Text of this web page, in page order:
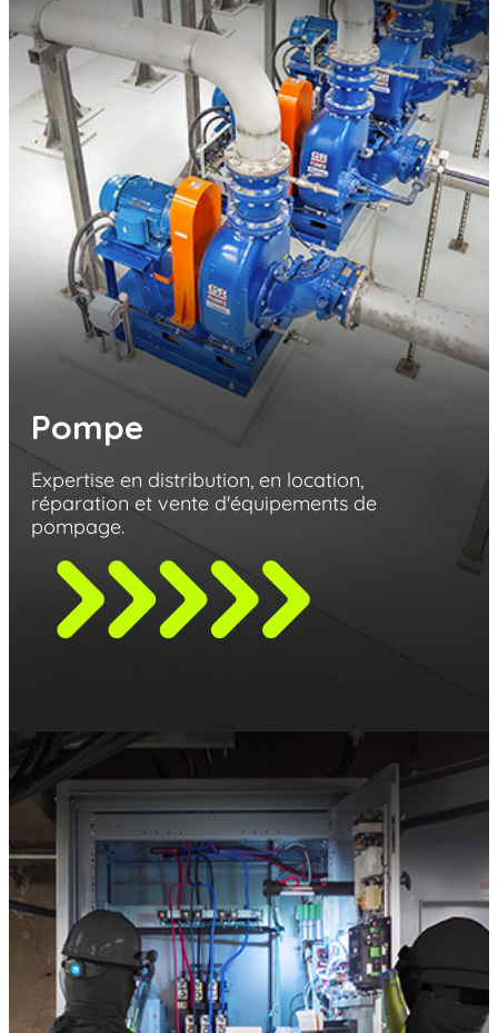
Pompe
Expertise en distribution, en location,
réparation et vente d'équipements de
pompage.